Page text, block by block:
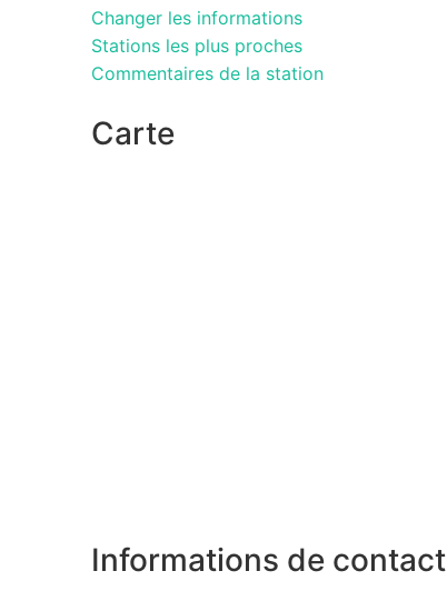
Changer les informations
Stations les plus proches
Commentaires de la station
Carte
Informations de contact